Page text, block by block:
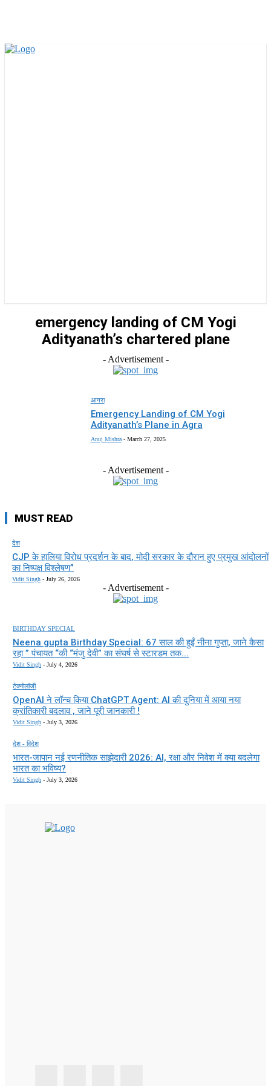
emergency landing of CM Yogi
Adityanath’s chartered plane
- Advertisement -
आगरा
Emergency Landing of CM Yogi
Adityanath’s Plane in Agra
Anuj Mishra - March 27, 2025
- Advertisement -
MUST READ
देश
CJP के हालिया विरोध प्रदर्शन के बाद, मोदी सरकार के दौरान हुए प्रमुख आंदोलनों
का निष्पक्ष विश्लेषण”
Vidit Singh - July 26, 2026
- Advertisement -
BIRTHDAY SPECIAL
Neena gupta Birthday Special: 67 साल की हुईं नीना गुप्ता, जाने कैसा
रहा ” पंचायत “की “मंजु देवी” का संघर्ष से स्टारडम तक...
Vidit Singh - July 4, 2026
टेक्नोलॉजी
OpenAI ने लॉन्च किया ChatGPT Agent: AI की दुनिया में आया नया
क्रांतिकारी बदलाव , जाने पूरी जानकारी !
Vidit Singh - July 3, 2026
देश - विदेश
भारत-जापान नई रणनीतिक साझेदारी 2026: AI, रक्षा और निवेश में क्या बदलेगा
भारत का भविष्य?
Vidit Singh - July 3, 2026